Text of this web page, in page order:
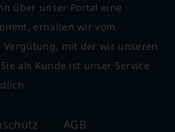
über unser Portal eine
erhalten wir vom
mit der wir unseren
als Kunde ist unser Service
AGB